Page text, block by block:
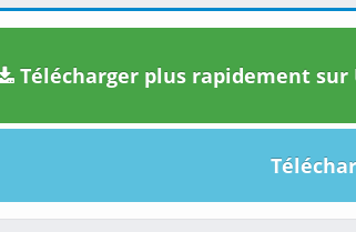
Télécharger plus rapidement sur